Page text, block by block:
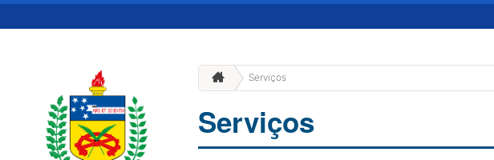
Serviços
Serviços